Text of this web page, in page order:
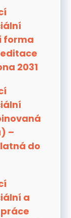
forma
2031
–
do
a